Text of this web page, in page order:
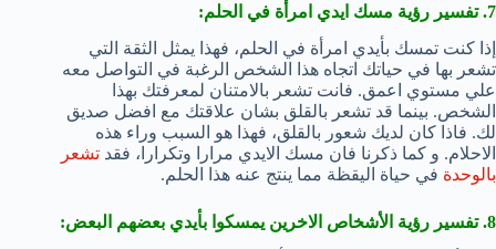
7. تفسير رؤية مسك ايدي امرأة في الحلم:
إذا كنت تمسك بأيدي امرأة في الحلم، فهذا يمثل الثقة التي
تشعر بها في حياتك اتجاه هذا الشخص الرغبة في التواصل معه
علي مستوي اعمق. فانت تشعر بالامتنان لمعرفتك بهذا
الشخص. بينما قد تشعر بالقلق بشان علاقتك مع افضل صديق
لك. فاذا كان لديك شعور بالقلق، فهذا هو السبب وراء هذه
الاحلام. و كما ذكرنا فان مسك الايدي مرارا وتكرارا، فقد تشعر
بالوحدة في حياة اليقظة مما ينتج عنه هذا الحلم.
8. تفسير رؤية الأشخاص الاخرين يمسكوا بأيدي بعضهم البعض: